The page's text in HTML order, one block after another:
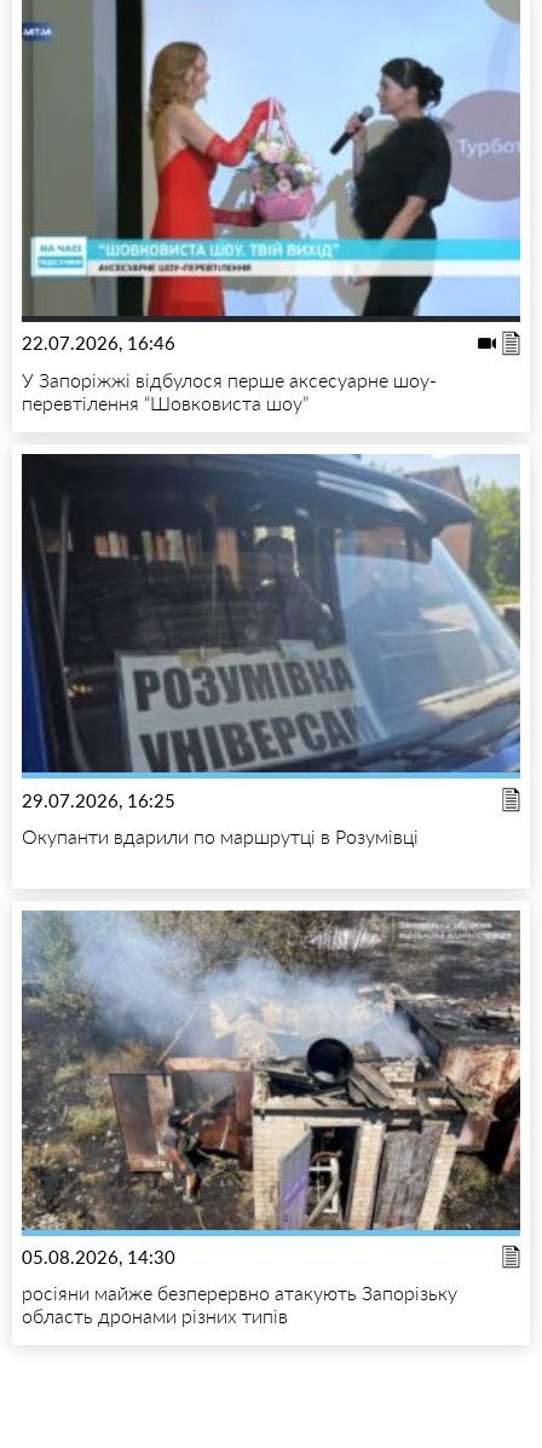
22.07.2026, 16:46
У Запоріжжі відбулося перше аксесуарне шоу-
перевтілення “Шовковиста шоу”
29.07.2026, 16:25
Окупанти вдарили по маршрутці в Розумівці
05.08.2026, 14:30
росіяни майже безперервно атакують Запорізьку
область дронами різних типів